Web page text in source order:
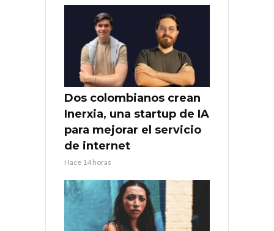
Dos colombianos crean
Inerxia, una startup de IA
para mejorar el servicio
de internet
Hace 14 horas